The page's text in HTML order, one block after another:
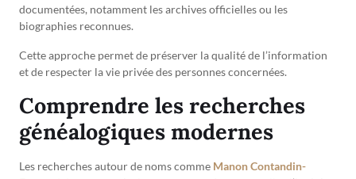
documentées, notamment les archives officielles ou les
biographies reconnues.
Cette approche permet de préserver la qualité de l’information
et de respecter la vie privée des personnes concernées.
Comprendre les recherches
généalogiques modernes
Les recherches autour de noms comme Manon Contandin-